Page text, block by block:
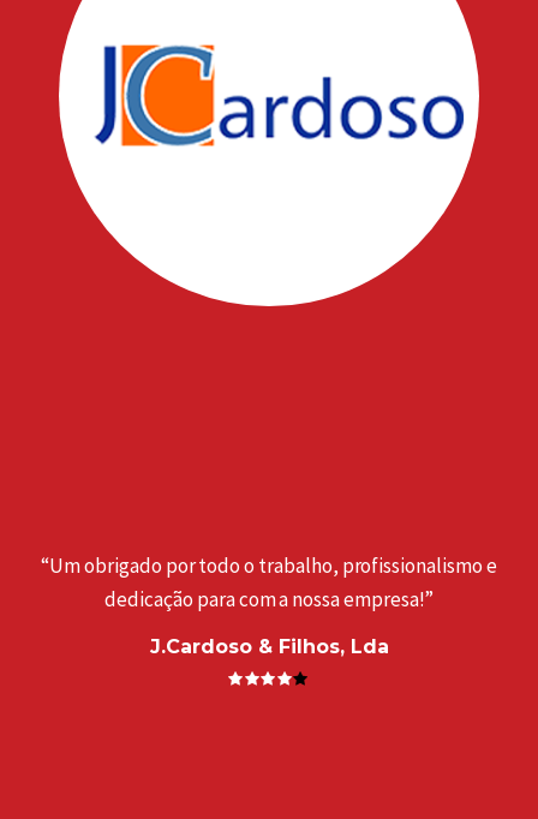
“Um obrigado por todo o trabalho, profissionalismo e
dedicação para com a nossa empresa!”
J.Cardoso & Filhos, Lda